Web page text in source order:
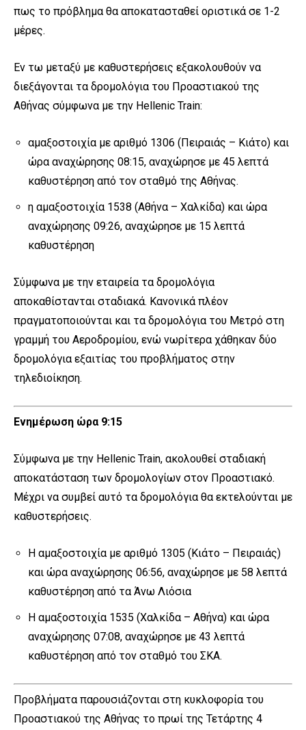
πως το πρόβλημα θα αποκατασταθεί οριστικά σε 1-2
μέρες.
Εν τω μεταξύ με καθυστερήσεις εξακολουθούν να
διεξάγονται τα δρομολόγια του Προαστιακού της
Αθήνας σύμφωνα με την Hellenic Train:
αμαξοστοιχία με αριθμό 1306 (Πειραιάς – Κιάτο) και
ώρα αναχώρησης 08:15, αναχώρησε με 45 λεπτά
καθυστέρηση από τον σταθμό της Αθήνας.
η αμαξοστοιχία 1538 (Αθήνα – Χαλκίδα) και ώρα
αναχώρησης 09:26, αναχώρησε με 15 λεπτά
καθυστέρηση
Σύμφωνα με την εταιρεία τα δρομολόγια
αποκαθίστανται σταδιακά. Κανονικά πλέον
πραγματοποιούνται και τα δρομολόγια του Μετρό στη
γραμμή του Αεροδρομίου, ενώ νωρίτερα χάθηκαν δύο
δρομολόγια εξαιτίας του προβλήματος στην
τηλεδιοίκηση.
Ενημέρωση ώρα 9:15
Σύμφωνα με την Hellenic Train, ακολουθεί σταδιακή
αποκατάσταση των δρομολογίων στον Προαστιακό.
Μέχρι να συμβεί αυτό τα δρομολόγια θα εκτελούνται με
καθυστερήσεις.
Η αμαξοστοιχία με αριθμό 1305 (Κιάτο – Πειραιάς)
και ώρα αναχώρησης 06:56, αναχώρησε με 58 λεπτά
καθυστέρηση από τα Άνω Λιόσια
Η αμαξοστοιχία 1535 (Χαλκίδα – Αθήνα) και ώρα
αναχώρησης 07:08, αναχώρησε με 43 λεπτά
καθυστέρηση από τον σταθμό του ΣΚΑ.
Προβλήματα παρουσιάζονται στη κυκλοφορία του
Προαστιακού της Αθήνας το πρωί της Τετάρτης 4